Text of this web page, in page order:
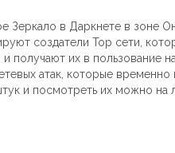
в Даркнете в зоне
создатели Тор сети,
их в пользование
атак, которые
и посмотреть их можно